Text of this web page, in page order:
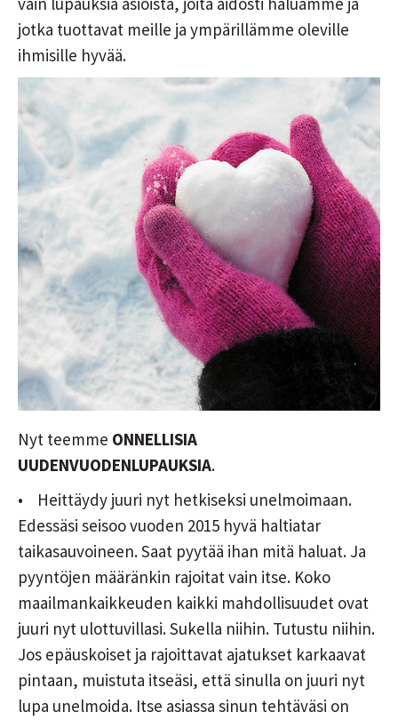
jotka tuottavat meille ja ympärillämme oleville
ihmisille hyvää.
Nyt teemme ONNELLISIA
UUDENVUODENLUPAUKSIA.
• Heittäydy juuri nyt hetkiseksi unelmoimaan.
Edessäsi seisoo vuoden 2015 hyvä haltiatar
taikasauvoineen. Saat pyytää ihan mitä haluat. Ja
pyyntöjen määränkin rajoitat vain itse. Koko
maailmankaikkeuden kaikki mahdollisuudet ovat
juuri nyt ulottuvillasi. Sukella niihin. Tutustu niihin.
Jos epäuskoiset ja rajoittavat ajatukset karkaavat
pintaan, muistuta itseäsi, että sinulla on juuri nyt
lupa unelmoida. Itse asiassa sinun tehtäväsi on